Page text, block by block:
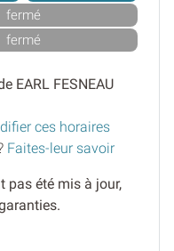
fermé
fermé
EARL FESNEAU
ces horaires
Faites-leur savoir
pas été mis à jour,